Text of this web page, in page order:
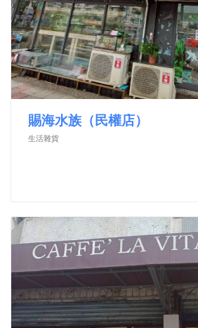
賜海水族（民權店）
生活雜貨